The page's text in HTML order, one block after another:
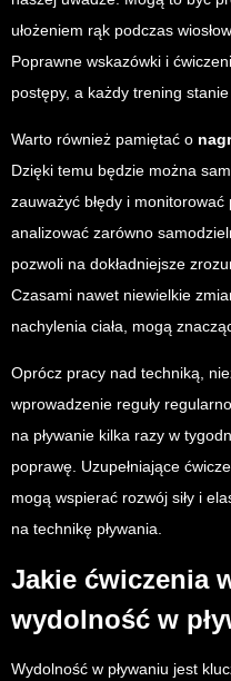
ułożeniem rąk podczas
Poprawne wskazówki i
postępy, a każdy trening
Warto również pamiętać o
Dzięki temu będzie można
zauważyć błędy i
analizować zarówno
pozwoli na dokładniejsze
Czasami nawet niewielkie
nachylenia ciała, mogą
Oprócz pracy nad techniką,
wprowadzenie reguły
na pływanie kilka razy w
poprawę. Uzupełniające
mogą wspierać rozwój siły i
na technikę pływania.
Jakie ćwiczenia
wydolność w
Wydolność w pływaniu jest